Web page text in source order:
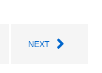
NEXT